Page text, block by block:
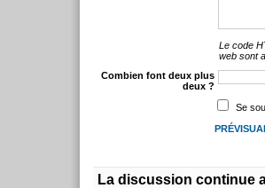
Le code
web sont
Combien font deux plus
deux ?
Se
La discussion continue